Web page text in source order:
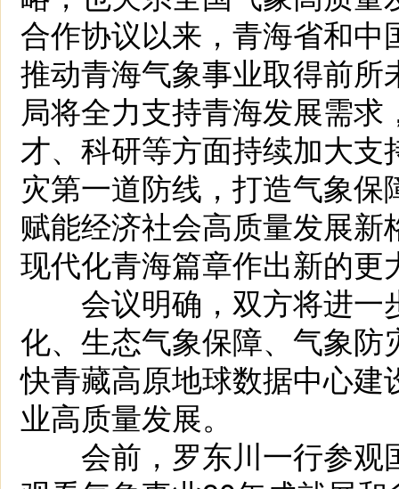
合作协议以来，青海省和
推动青海气象事业取得前
局将全力支持青海发展需
才、科研等方面持续加大
灾第一道防线，打造气象
赋能经济社会高质量发展
现代化青海篇章作出新的更
会议明确，双方将进一
化、生态气象保障、气象
快青藏高原地球数据中心
业高质量发展。
会前，罗东川一行参观